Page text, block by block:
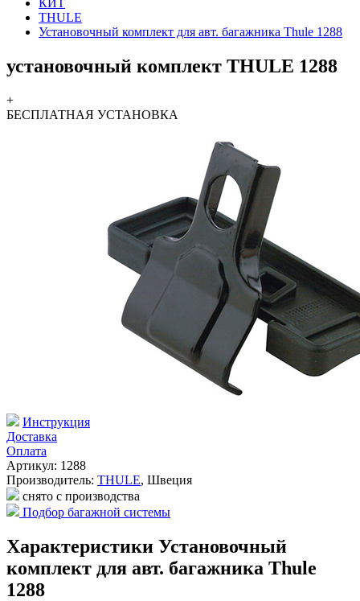
КИТ
THULE
Установочный комплект для авт. багажника Thule 1288
установочный комплект THULE 1288
+
БЕСПЛАТНАЯ УСТАНОВКА
Инструкция
Доставка
Оплата
Артикул: 1288
Производитель: THULE, Швеция
снято с производства
Подбор багажной системы
Характеристики Установочный
комплект для авт. багажника Thule
1288